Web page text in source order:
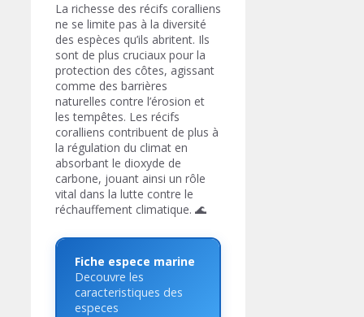
La richesse des récifs coralliens
ne se limite pas à la diversité
des espèces qu’ils abritent. Ils
sont de plus cruciaux pour la
protection des côtes, agissant
comme des barrières
naturelles contre l’érosion et
les tempêtes. Les récifs
coralliens contribuent de plus à
la régulation du climat en
absorbant le dioxyde de
carbone, jouant ainsi un rôle
vital dans la lutte contre le
réchauffement climatique. 🌊
Fiche espece marine
Decouvre les
caracteristiques des
especes